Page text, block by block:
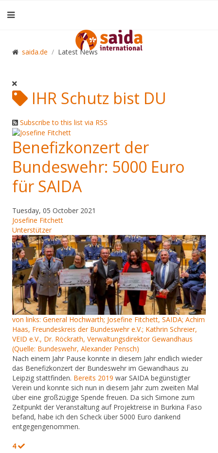
saida.de Latest News
IHR Schutz bist DU
Subscribe to this list via RSS
Benefizkonzert der
Bundeswehr: 5000 Euro
für SAIDA
Tuesday, 05 October 2021
Josefine Fitchett
Unterstützer
von links: General Hochwarth; Josefine Fitchett, SAIDA; Achim
Haas, Freundeskreis der Bundeswehr e.V.; Kathrin Schreier,
VEID e.V., Dr. Röckrath, Verwaltungsdirektor Gewandhaus
(Quelle: Bundeswehr, Alexander Pensch)
Nach einem Jahr Pause konnte in diesem Jahr endlich wieder
das Benefizkonzert der Bundeswehr im Gewandhaus zu
Leipzig stattfinden. Bereits 2019 war SAIDA begünstigter
Verein und konnte sich nun in diesem Jahr zum zweiten Mal
über eine großzügige Spende freuen. Da sich Simone zum
Zeitpunkt der Veranstaltung auf Projektreise in Burkina Faso
befand, habe ich den Scheck über 5000 Euro dankend
entgegengenommen.
4